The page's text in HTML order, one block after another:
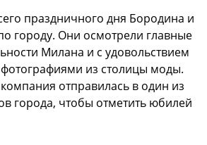
праздничного дня Бородина и
городу. Они осмотрели главные
Милана и с удовольствием
из столицы моды.
отправилась в один из
города, чтобы отметить юбилей